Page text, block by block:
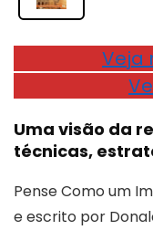
Veja
Uma visão da
técnicas,
Pense Como um
e escrito por